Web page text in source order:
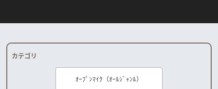
カテゴリ
ｵｰﾌﾟﾝﾏｲｸ（ｵｰﾙｼﾞｬﾝﾙ）